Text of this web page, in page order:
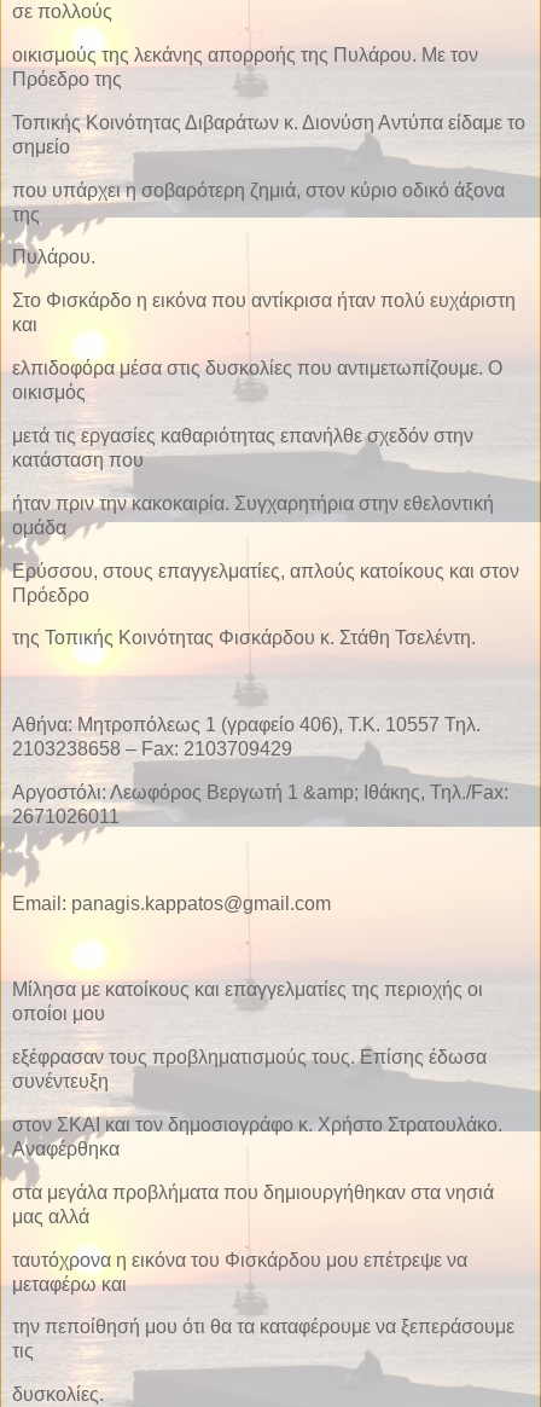
σε πολλούς
οικισμούς της λεκάνης απορροής της Πυλάρου. Με τον
Πρόεδρο της
Τοπικής Κοινότητας Διβαράτων κ. Διονύση Αντύπα είδαμε το
σημείο
που υπάρχει η σοβαρότερη ζημιά, στον κύριο οδικό άξονα
της
Πυλάρου.
Στο Φισκάρδο η εικόνα που αντίκρισα ήταν πολύ ευχάριστη
και
ελπιδοφόρα μέσα στις δυσκολίες που αντιμετωπίζουμε. Ο
οικισμός
μετά τις εργασίες καθαριότητας επανήλθε σχεδόν στην
κατάσταση που
ήταν πριν την κακοκαιρία. Συγχαρητήρια στην εθελοντική
ομάδα
Ερύσσου, στους επαγγελματίες, απλούς κατοίκους και στον
Πρόεδρο
της Τοπικής Κοινότητας Φισκάρδου κ. Στάθη Τσελέντη.
Αθήνα: Μητροπόλεως 1 (γραφείο 406), Τ.Κ. 10557 Τηλ.
2103238658 – Fax: 2103709429
Αργοστόλι: Λεωφόρος Βεργωτή 1 &amp; Ιθάκης, Τηλ./Fax:
2671026011
Email: panagis.kappatos@gmail.com
Μίλησα με κατοίκους και επαγγελματίες της περιοχής οι
οποίοι μου
εξέφρασαν τους προβληματισμούς τους. Επίσης έδωσα
συνέντευξη
στον ΣΚΑΙ και τον δημοσιογράφο κ. Χρήστο Στρατουλάκο.
Αναφέρθηκα
στα μεγάλα προβλήματα που δημιουργήθηκαν στα νησιά
μας αλλά
ταυτόχρονα η εικόνα του Φισκάρδου μου επέτρεψε να
μεταφέρω και
την πεποίθησή μου ότι θα τα καταφέρουμε να ξεπεράσουμε
τις
δυσκολίες.